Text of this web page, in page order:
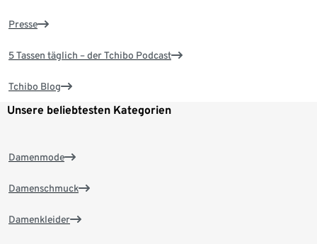
Presse
5 Tassen täglich – der Tchibo Podcast
Tchibo Blog
Unsere beliebtesten Kategorien
Damenmode
Damenschmuck
Damenkleider